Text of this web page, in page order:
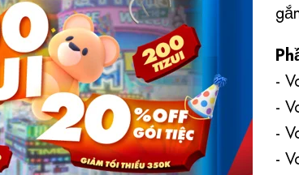
-
-
-
-